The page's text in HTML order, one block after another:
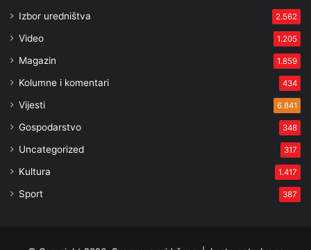
Izbor uredništva 2.562
Video 1.205
Magazin 1.859
Kolumne i komentari 434
Vijesti 6.841
Gospodarstvo 348
Uncategorized 317
Kultura 1.417
Sport 387